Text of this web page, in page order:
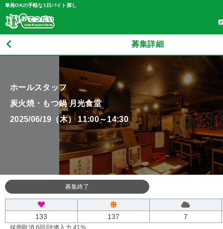
単発OKの手軽な1日バイト探し
募集詳細
ホールスタッフ
炭火焼・もつ鍋 月光食堂
2025/06/19（木） 11:00～14:30
募集終了
133 137 7
採用取消 6回 /評価入力 41%